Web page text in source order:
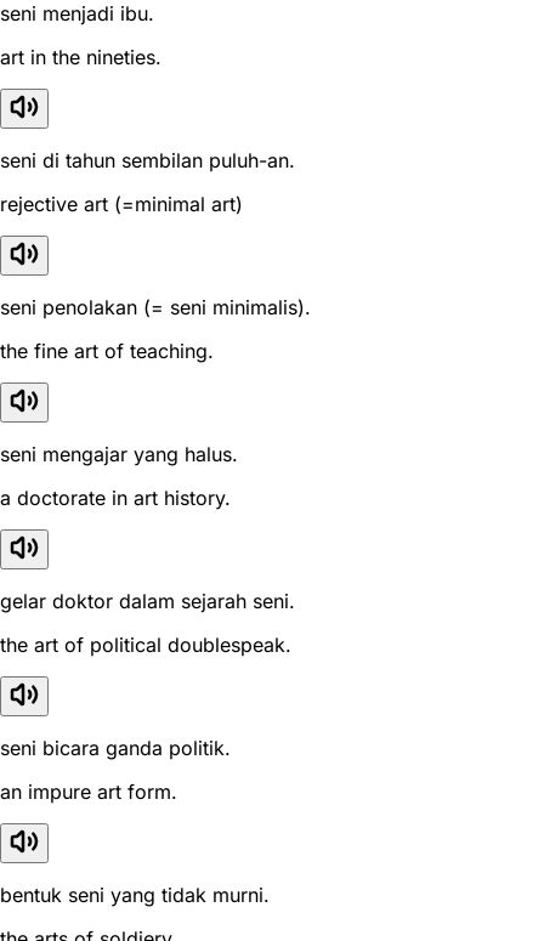
seni menjadi ibu.
art in the nineties.
seni di tahun sembilan puluh-an.
rejective art (=minimal art)
seni penolakan (= seni minimalis).
the fine art of teaching.
seni mengajar yang halus.
a doctorate in art history.
gelar doktor dalam sejarah seni.
the art of political doublespeak.
seni bicara ganda politik.
an impure art form.
bentuk seni yang tidak murni.